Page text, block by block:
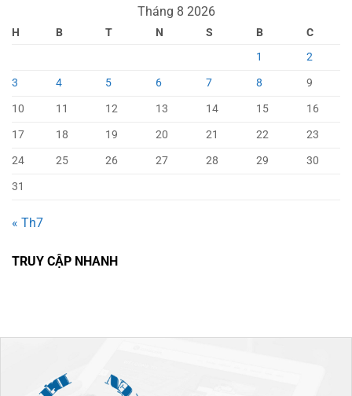
Tháng 8 2026
H B T N S B
C
1
2
3
4 5 6 7 8
9
10
11 12 13 14 15
16
17
18 19 20 21 22
23
24
25 26 27 28 29
30
31
« Th7
TRUY CẬP NHANH